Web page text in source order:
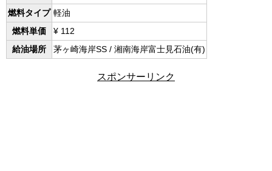
燃料タイプ 軽油
燃料単価
¥ 112
給油場所
茅ヶ崎海岸SS / 湘南海岸富士見石油(有)
スポンサーリンク